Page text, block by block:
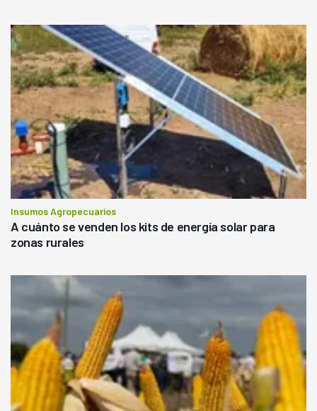
Insumos Agropecuarios
A cuánto se venden los kits de energía solar para
zonas rurales